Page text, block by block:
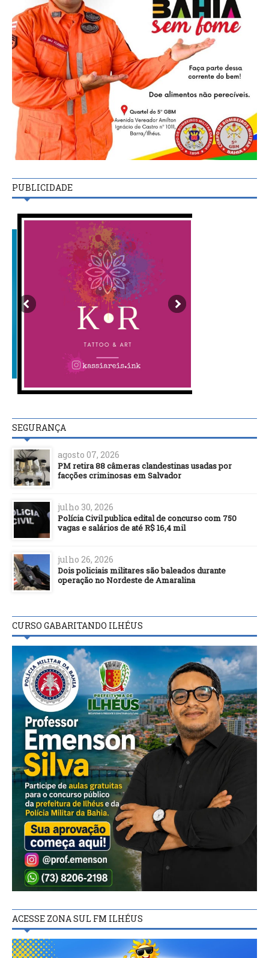
PUBLICIDADE
SEGURANÇA
agosto 07, 2026
PM retira 88 câmeras clandestinas usadas por
facções criminosas em Salvador
julho 30, 2026
Polícia Civil publica edital de concurso com 750
vagas e salários de até R$ 16,4 mil
julho 26, 2026
Dois policiais militares são baleados durante
operação no Nordeste de Amaralina
CURSO GABARITANDO ILHÉUS
ACESSE ZONA SUL FM ILHÉUS